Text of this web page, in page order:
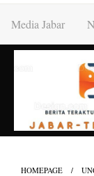
content
Media Jabar
HOMEPAGE